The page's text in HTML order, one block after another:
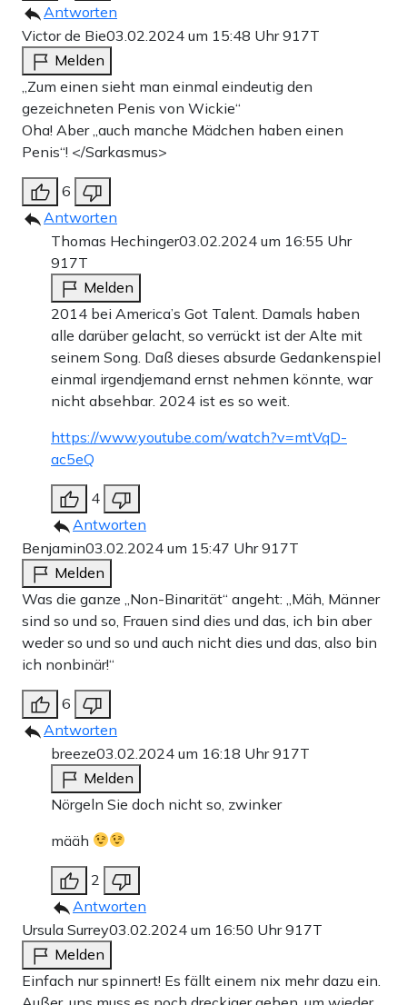
Antworten
Victor de Bie03.02.2024 um 15:48 Uhr917T
Melden
„Zum einen sieht man einmal eindeutig den
gezeichneten Penis von Wickie“
Oha! Aber „auch manche Mädchen haben einen
Penis“! </Sarkasmus>
6
Antworten
Thomas Hechinger03.02.2024 um 16:55 Uhr
917T
Melden
2014 bei America’s Got Talent. Damals haben
alle darüber gelacht, so verrückt ist der Alte mit
seinem Song. Daß dieses absurde Gedankenspiel
einmal irgendjemand ernst nehmen könnte, war
nicht absehbar. 2024 ist es so weit.
https://www.youtube.com/watch?v=mtVqD-
ac5eQ
4
Antworten
Benjamin03.02.2024 um 15:47 Uhr917T
Melden
Was die ganze „Non-Binarität“ angeht: „Mäh, Männer
sind so und so, Frauen sind dies und das, ich bin aber
weder so und so und auch nicht dies und das, also bin
ich nonbinär!“
6
Antworten
breeze03.02.2024 um 16:18 Uhr917T
Melden
Nörgeln Sie doch nicht so, zwinker
määh
2
Antworten
Ursula Surrey03.02.2024 um 16:50 Uhr917T
Melden
Einfach nur spinnert! Es fällt einem nix mehr dazu ein.